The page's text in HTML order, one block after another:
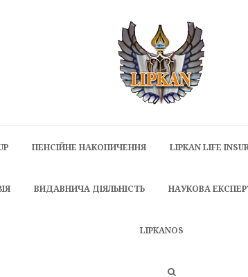
ПЕНСІЙНЕ НАКОПИЧЕННЯ LIPKAN LIFE
ВИДАВНИЧА ДІЯЛЬНІСТЬ НАУКОВА
LIPKANOS